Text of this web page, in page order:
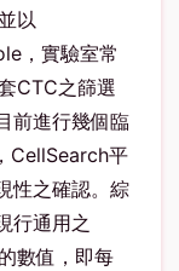
以
，實驗室常
CTC之篩選
前進行幾個臨
CellSearch平
性之確認。綜
行通用之
數值，即每